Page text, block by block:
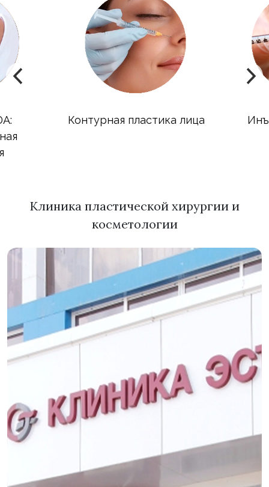
Контурная пластика лица
Клиника пластической хирургии и
косметологии